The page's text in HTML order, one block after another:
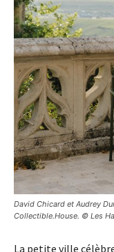
David Chicard et Audrey
Collectible.House. © Les
La petite ville